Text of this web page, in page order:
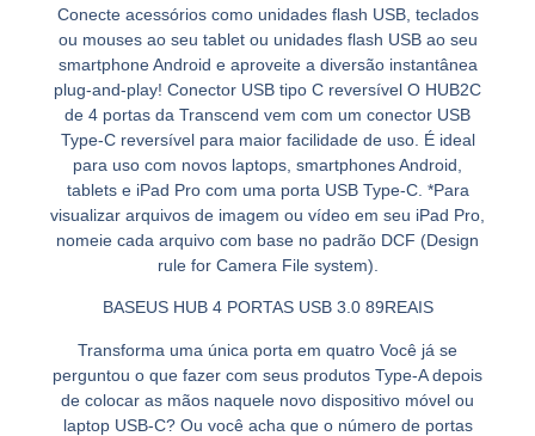
Conecte acessórios como unidades flash USB, teclados
ou mouses ao seu tablet ou unidades flash USB ao seu
smartphone Android e aproveite a diversão instantânea
plug-and-play! Conector USB tipo C reversível O HUB2C
de 4 portas da Transcend vem com um conector USB
Type-C reversível para maior facilidade de uso. É ideal
para uso com novos laptops, smartphones Android,
tablets e iPad Pro com uma porta USB Type-C. *Para
visualizar arquivos de imagem ou vídeo em seu iPad Pro,
nomeie cada arquivo com base no padrão DCF (Design
rule for Camera File system).
BASEUS HUB 4 PORTAS USB 3.0 89REAIS
Transforma uma única porta em quatro Você já se
perguntou o que fazer com seus produtos Type-A depois
de colocar as mãos naquele novo dispositivo móvel ou
laptop USB-C? Ou você acha que o número de portas